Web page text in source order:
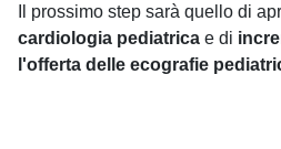
Il prossimo step sarà quello di
cardiologia pediatrica e di
l'offerta delle ecografie